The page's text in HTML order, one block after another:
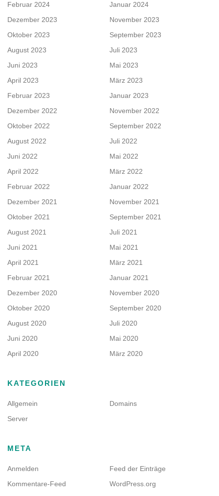
Februar 2024
Januar 2024
Dezember 2023
November 2023
Oktober 2023
September 2023
August 2023
Juli 2023
Juni 2023
Mai 2023
April 2023
März 2023
Februar 2023
Januar 2023
Dezember 2022
November 2022
Oktober 2022
September 2022
August 2022
Juli 2022
Juni 2022
Mai 2022
April 2022
März 2022
Februar 2022
Januar 2022
Dezember 2021
November 2021
Oktober 2021
September 2021
August 2021
Juli 2021
Juni 2021
Mai 2021
April 2021
März 2021
Februar 2021
Januar 2021
Dezember 2020
November 2020
Oktober 2020
September 2020
August 2020
Juli 2020
Juni 2020
Mai 2020
April 2020
März 2020
KATEGORIEN
Allgemein
Domains
Server
META
Anmelden
Feed der Einträge
Kommentare-Feed
WordPress.org